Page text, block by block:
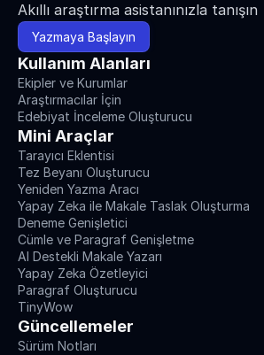
Akıllı araştırma asistanınızla tanışın
Yazmaya Başlayın
Kullanım Alanları
Ekipler ve Kurumlar
Araştırmacılar İçin
Edebiyat İnceleme Oluşturucu
Mini Araçlar
Tarayıcı Eklentisi
Tez Beyanı Oluşturucu
Yeniden Yazma Aracı
Yapay Zeka ile Makale Taslak Oluşturma
Deneme Genişletici
Cümle ve Paragraf Genişletme
AI Destekli Makale Yazarı
Yapay Zeka Özetleyici
Paragraf Oluşturucu
TinyWow
Güncellemeler
Sürüm Notları